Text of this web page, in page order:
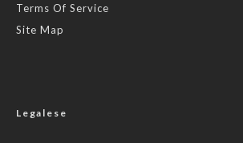
Terms Of Service
Site Map
Legalese